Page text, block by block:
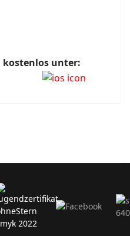
kostenlos unter: